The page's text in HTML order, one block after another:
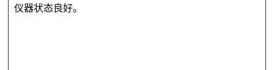
仪器状态良好。